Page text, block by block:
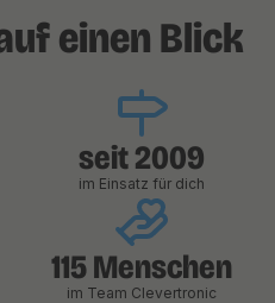
einen Blick
seit 2009
im Einsatz für dich
115 Menschen
im Team Clevertronic